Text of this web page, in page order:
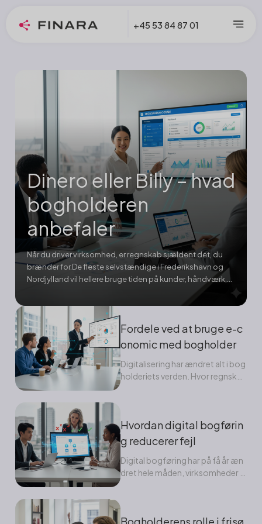
+45 53 84 87 01
Dinero eller Billy – hvad
bogholderen
anbefaler
Når du driver virksomhed, er regnskab sjældent det, du
brænder for.De fleste selvstændige i Frederikshavn og
Nordjylland vil hellere bruge tiden på kunder, håndværk,
service eller salg – ikke på bilag og moms. Men et godt
Fordele ved at bruge e-c
onomic med bogholder
Digitalisering har ændret alt i bog
holderiets verden. Hvor regnskab
Hvordan digital bogførin
g reducerer fejl
Digital bogføring har på få år æn
dret hele måden, virksomheder f
Bogholderens rolle i frisø